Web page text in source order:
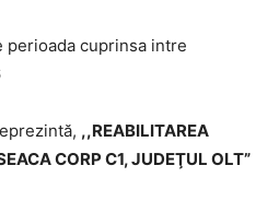
perioada cuprinsa intre
,,REABILITAREA
CORP C1, JUDEŢUL OLT”